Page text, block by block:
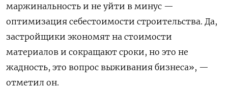
маржинальность и не уйти в минус —
оптимизация себестоимости строительства. Да,
застройщики экономят на стоимости
материалов и сокращают сроки, но это не
жадность, это вопрос выживания бизнеса», —
отметил он.